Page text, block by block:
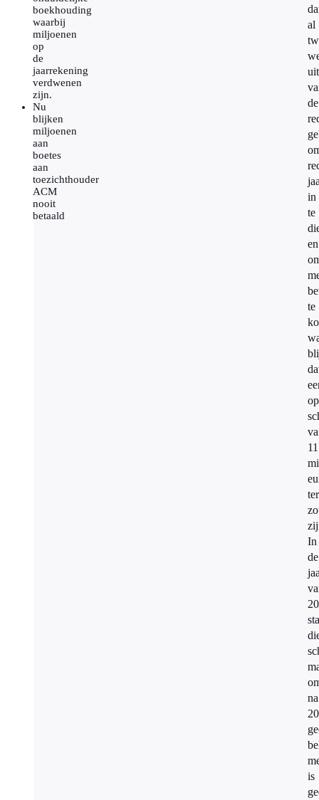
boekhouding
waarbij
miljoenen
op
de
jaarrekening
verdwenen
zijn.
Nu
blijken
miljoenen
aan
boetes
aan
toezichthouder
ACM
nooit
betaald
al
de
in
te
en
te
11
In
de
na
is